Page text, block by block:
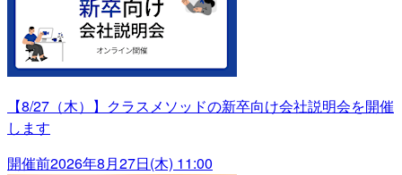
【8/27（木）】クラスメソッドの新卒向け会社説明会を開催
します
開催前2026年8月27日(木) 11:00